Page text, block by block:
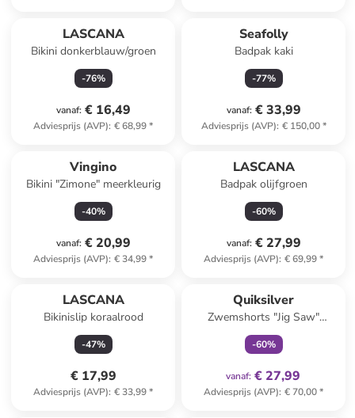
LASCANA
Bikini donkerblauw/groen
-76%
vanaf: € 16,49
Adviesprijs (AVP): € 68,99*
Seafolly
Badpak kaki
-77%
vanaf: € 33,99
Adviesprijs (AVP): € 150,00*
Vingino
Bikini "Zimone" meerkleurig
-40%
vanaf: € 20,99
Adviesprijs (AVP): € 34,99*
LASCANA
Badpak olijfgroen
-60%
vanaf: € 27,99
Adviesprijs (AVP): € 69,99*
LASCANA
Bikinislip koraalrood
-47%
€ 17,99
Adviesprijs (AVP): € 33,99*
Quiksilver
Zwemshorts "Jig Saw"
donkerblauw
-60%
vanaf: € 27,99
Adviesprijs (AVP): € 70,00*